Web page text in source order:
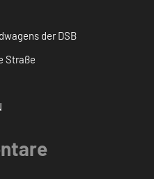
der DSB
Straße